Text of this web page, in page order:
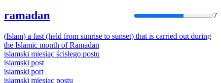
ramadan 7
(Islam) a fast (held from sunrise to sunset) that is carried out during
the Islamic month of Ramadan
islamski miesiąc ścisłego postu
islamski post
islamski port
islamski miesiąc postu